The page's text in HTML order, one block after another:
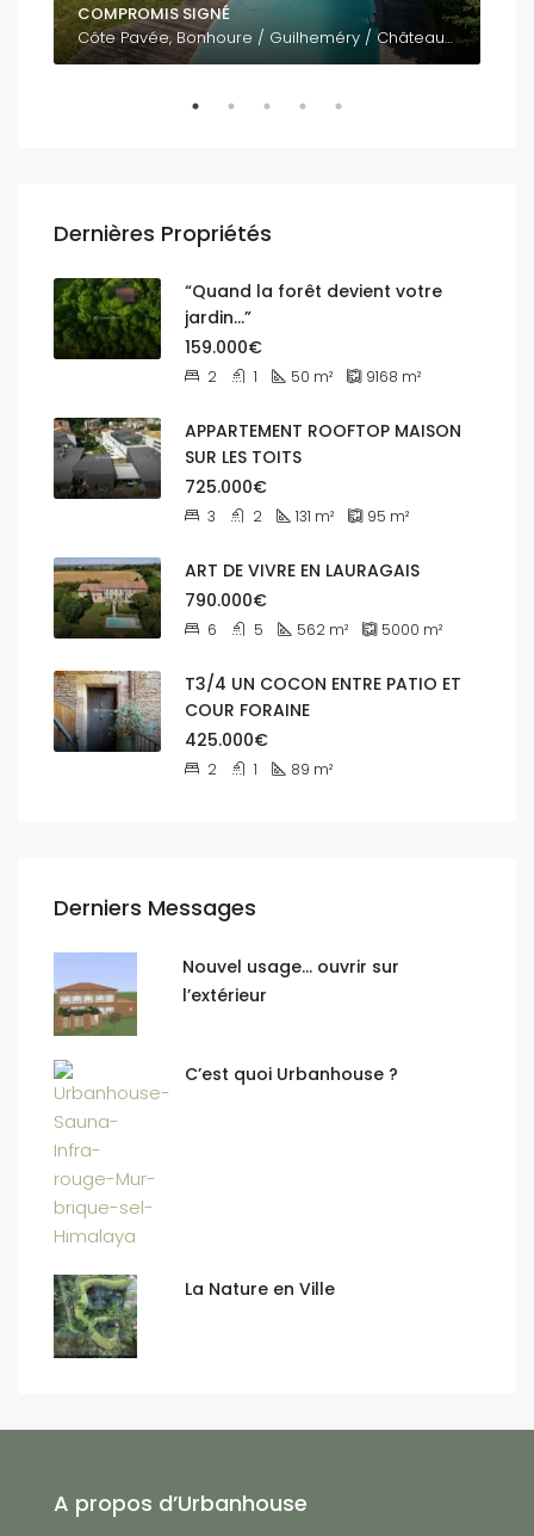
COMPROMIS SIGNÉ
Côte Pavée, Bonhoure / Guilheméry / Château de l'Hers / Limayrac / Côte Pavée, Toulouse, Haute-Garonne, Occitanie, France métropolitaine, 31400, France
Dernières Propriétés
“Quand la forêt devient votre
jardin…”
159.000€
2 1 50 m² 9168 m²
APPARTEMENT ROOFTOP MAISON
SUR LES TOITS
725.000€
3 2 131 m² 95 m²
ART DE VIVRE EN LAURAGAIS
790.000€
6 5 562 m² 5000 m²
T3/4 UN COCON ENTRE PATIO ET
COUR FORAINE
425.000€
2 1 89 m²
Derniers Messages
Nouvel usage… ouvrir sur
l’extérieur
C’est quoi Urbanhouse ?
La Nature en Ville
A propos d’Urbanhouse